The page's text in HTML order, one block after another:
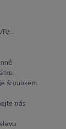
L
šroubkem.
nás